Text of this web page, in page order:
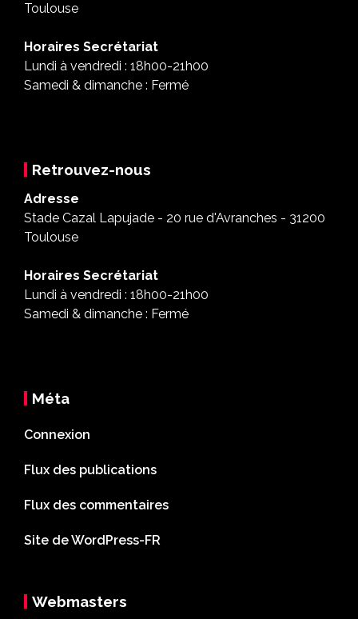
Toulouse
Horaires Secrétariat
Lundi à vendredi : 18h00-21h00
Samedi & dimanche : Fermé
Retrouvez-nous
Adresse
Stade Cazal Lapujade - 20 rue d'Avranches - 31200
Toulouse
Horaires Secrétariat
Lundi à vendredi : 18h00-21h00
Samedi & dimanche : Fermé
Méta
Connexion
Flux des publications
Flux des commentaires
Site de WordPress-FR
Webmasters